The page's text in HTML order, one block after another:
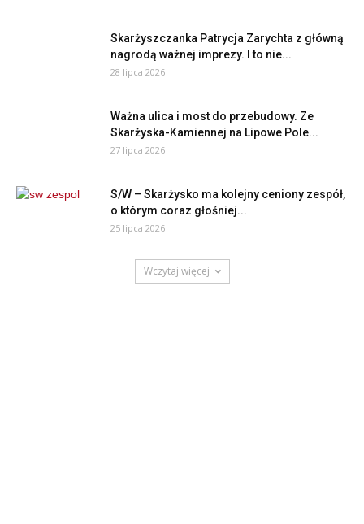
Skarżyszczanka Patrycja Zarychta z główną
nagrodą ważnej imprezy. I to nie...
28 lipca 2026
Ważna ulica i most do przebudowy. Ze
Skarżyska-Kamiennej na Lipowe Pole...
27 lipca 2026
S/W – Skarżysko ma kolejny ceniony zespół,
o którym coraz głośniej...
25 lipca 2026
Wczytaj więcej